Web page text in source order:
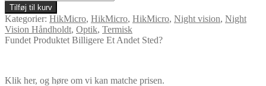
Tilføj til kurv
Kategorier: HikMicro, HikMicro, HikMicro, Night vision, Night
Vision Håndholdt, Optik, Termisk
Fundet Produktet Billigere Et Andet Sted?
Klik her, og høre om vi kan matche prisen.